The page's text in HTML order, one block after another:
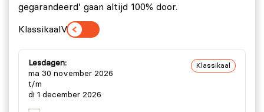
gegarandeerd’ gaan altijd 100% door.
Klassikaal Virtueel
Lesdagen:
ma 30 november 2026
t/m
di 1 december 2026
Klassikaal